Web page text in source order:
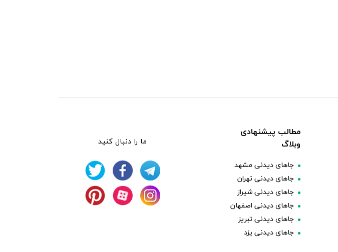
مطالب پیشنهادی
وبلاگ
جاهای دیدنی مشهد
جاهای دیدنی تهران
جاهای دیدنی شیراز
جاهای دیدنی اصفهان
جاهای دیدنی تبریز
جاهای دیدنی یزد
ما را دنبال کنید